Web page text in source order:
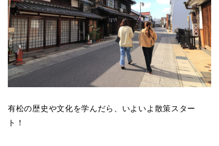
有松の歴史や文化を学んだら、いよいよ散策スター
ト！